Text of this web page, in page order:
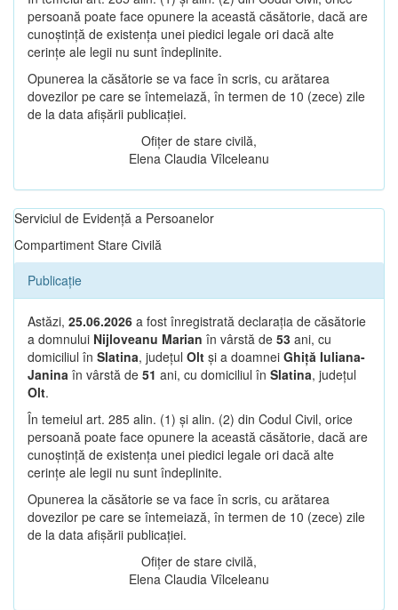
persoană poate face opunere la această căsătorie, dacă are
cunoștință de existența unei piedici legale ori dacă alte
cerințe ale legii nu sunt îndeplinite.
Opunerea la căsătorie se va face în scris, cu arătarea
dovezilor pe care se întemeiază, în termen de 10 (zece) zile
de la data afișării publicației.
Ofițer de stare civilă,
Elena Claudia Vîlceleanu
Serviciul de Evidență a Persoanelor
Compartiment Stare Civilă
Publicație
Astăzi, 25.06.2026 a fost înregistrată declarația de căsătorie
a domnului Nijloveanu Marian în vârstă de 53 ani, cu
domiciliul în Slatina, județul Olt și a doamnei Ghiță Iuliana-
Janina în vârstă de 51 ani, cu domiciliul în Slatina, județul
Olt.
În temeiul art. 285 alin. (1) și alin. (2) din Codul Civil, orice
persoană poate face opunere la această căsătorie, dacă are
cunoștință de existența unei piedici legale ori dacă alte
cerințe ale legii nu sunt îndeplinite.
Opunerea la căsătorie se va face în scris, cu arătarea
dovezilor pe care se întemeiază, în termen de 10 (zece) zile
de la data afișării publicației.
Ofițer de stare civilă,
Elena Claudia Vîlceleanu